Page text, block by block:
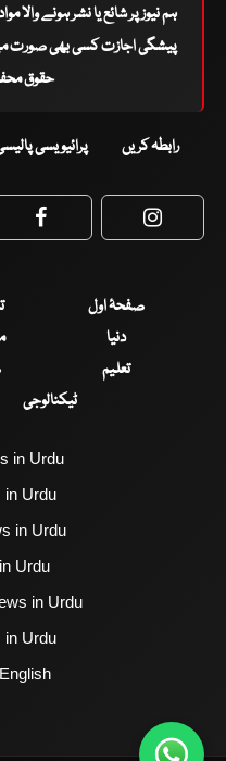
ہم نیوز پر شائع یا نشر ہونے والا
پیشگی اجازت کسی بھی صورت
حقوق
رابطہ کریں پرائیویسی
Facebook
صفحۂ اول
دنیا
تعلیم
ٹیکنالوجی
in Urdu
in Urdu
in Urdu
Urdu
in Urdu
in Urdu